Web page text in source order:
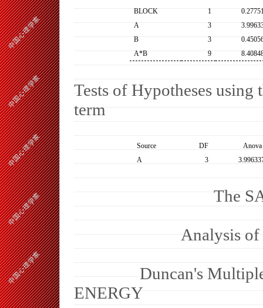
BLOCK 1
A
3
B
3
A*B
9
Tests of Hypotheses
term
Source DF
A
3
The
Analysis of
Duncan's
ENERGY